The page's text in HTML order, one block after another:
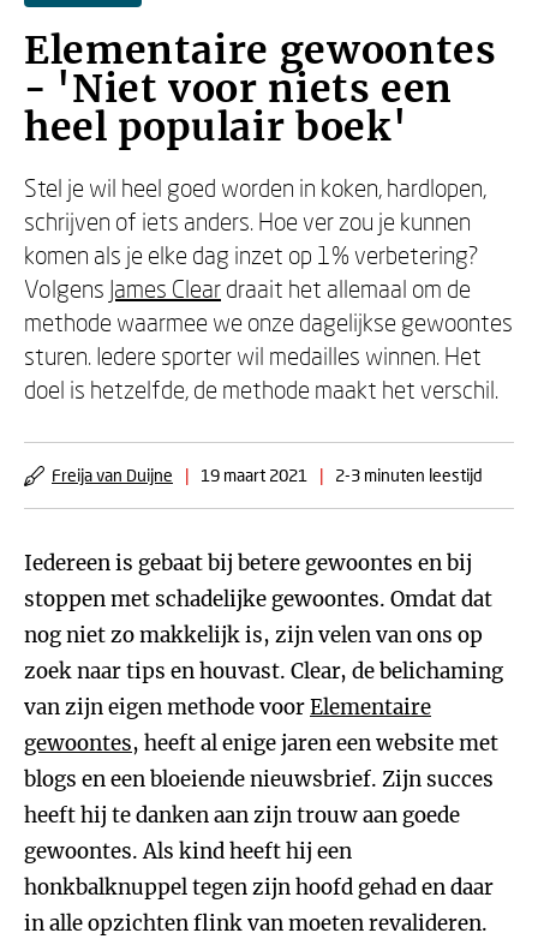
Elementaire gewoontes
- 'Niet voor niets een
heel populair boek'
Stel je wil heel goed worden in koken, hardlopen,
schrijven of iets anders. Hoe ver zou je kunnen
komen als je elke dag inzet op 1% verbetering?
Volgens James Clear draait het allemaal om de
methode waarmee we onze dagelijkse gewoontes
sturen. Iedere sporter wil medailles winnen. Het
doel is hetzelfde, de methode maakt het verschil.
Freija van Duijne | 19 maart 2021 | 2-3 minuten leestijd
Iedereen is gebaat bij betere gewoontes en bij
stoppen met schadelijke gewoontes. Omdat dat
nog niet zo makkelijk is, zijn velen van ons op
zoek naar tips en houvast. Clear, de belichaming
van zijn eigen methode voorElementaire
gewoontes, heeft al enige jaren een website met
blogs en een bloeiende nieuwsbrief. Zijn succes
heeft hij te danken aan zijn trouw aan goede
gewoontes. Als kind heeft hij een
honkbalknuppel tegen zijn hoofd gehad en daar
in alle opzichten flink van moeten revalideren.